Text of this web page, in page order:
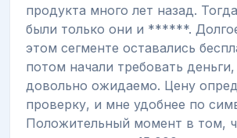
продукта много лет назад.
были только они и ******.
этом сегменте оставались
потом начали требовать
довольно ожидаемо. Цену
проверку, и мне удобнее по
Положительный момент в том,